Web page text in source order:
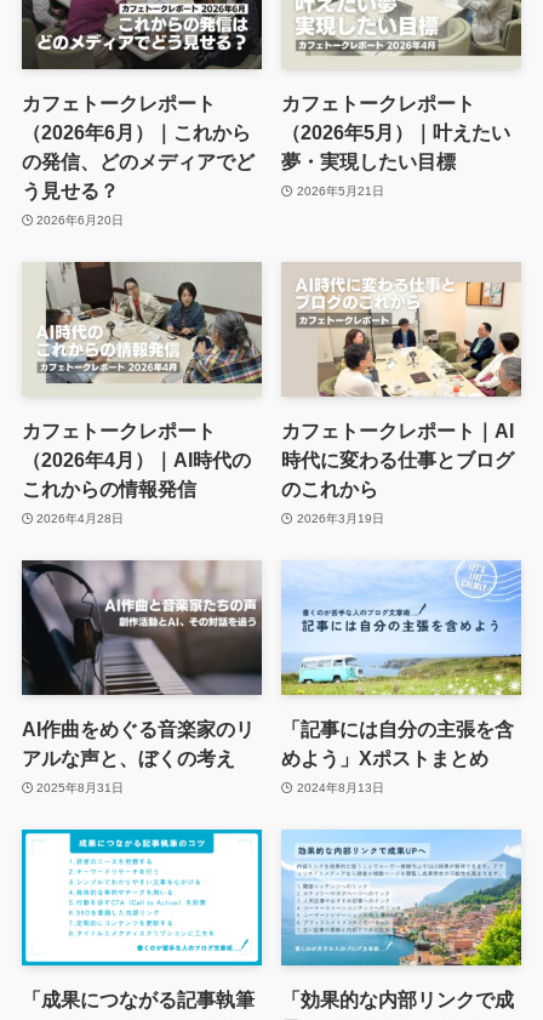
カフェトークレポート
（2026年6月）｜これから
の発信、どのメディアでど
う見せる？
2026年6月20日
カフェトークレポート
（2026年5月）｜叶えたい
夢・実現したい目標
2026年5月21日
カフェトークレポート
（2026年4月）｜AI時代の
これからの情報発信
2026年4月28日
カフェトークレポート｜AI
時代に変わる仕事とブログ
のこれから
2026年3月19日
AI作曲をめぐる音楽家のリ
アルな声と、ぼくの考え
2025年8月31日
「記事には自分の主張を含
めよう」Xポストまとめ
2024年8月13日
「成果につながる記事執筆
「効果的な内部リンクで成